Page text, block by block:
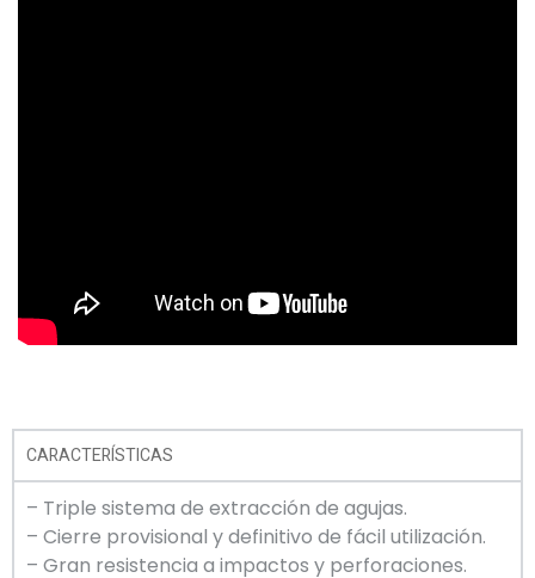
CARACTERÍSTICAS
– Triple sistema de extracción de agujas.
– Cierre provisional y definitivo de fácil utilización.
– Gran resistencia a impactos y perforaciones.